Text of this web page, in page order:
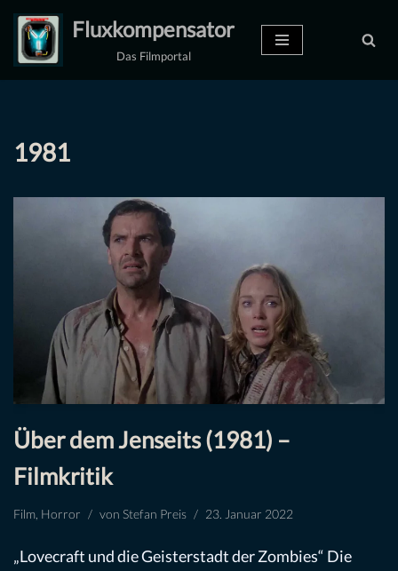
Zum
Inhalt
Fluxkompensator
Das Filmportal
1981
Über dem Jenseits (1981) –
Filmkritik
Film Horror von Stefan Preis 23. Januar 2022
„Lovecraft und die Geisterstadt der Zombies“ Die